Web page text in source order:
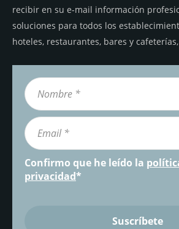
recibir en su e-mail información
soluciones para todos los
hoteles, restaurantes, bares y
Confirmo que he leído la
privacidad*